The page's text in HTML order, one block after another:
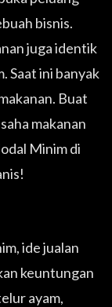
bisnis.
juga identik
Saat ini banyak
Buat
makanan
Minim di
ide jualan
keuntungan
ayam,